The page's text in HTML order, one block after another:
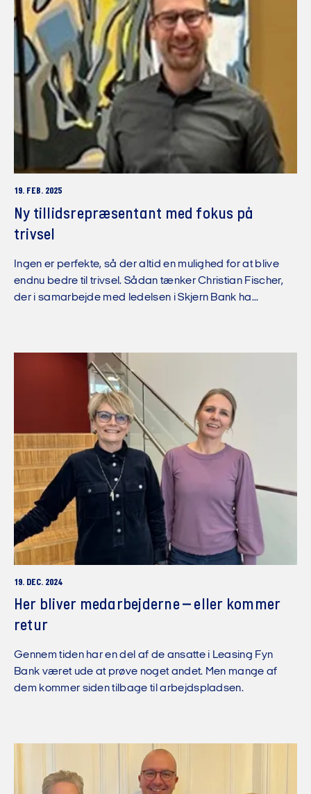
19. FEB. 2025
Ny tillidsrepræsentant med fokus på
trivsel
Ingen er perfekte, så der altid en mulighed for at blive
endnu bedre til trivsel. Sådan tænker Christian Fischer,
der i samarbejde med ledelsen i Skjern Bank ha...
19. DEC. 2024
Her bliver medarbejderne – eller kommer
retur
Gennem tiden har en del af de ansatte i Leasing Fyn
Bank været ude at prøve noget andet. Men mange af
dem kommer siden tilbage til arbejdspladsen.